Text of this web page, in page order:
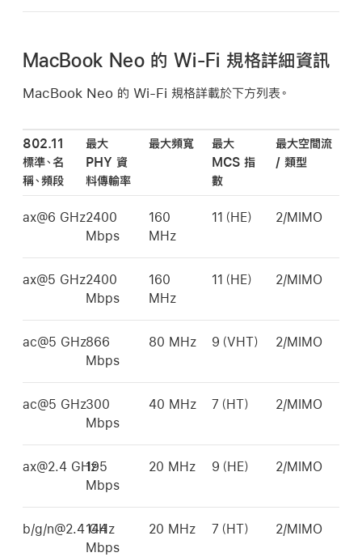
MacBook Neo 的 Wi-Fi 規格詳細資訊
MacBook Neo 的 Wi-Fi 規格詳載於下方列表。
802.11
標準、名
稱、頻段
最大
PHY 資
料傳輸率
最大頻寬
最大
MCS 指
數
最大空間流
/ 類型
ax@6 GHz2400
Mbps
160
MHz
11（HE） 2/MIMO
ax@5 GHz2400
Mbps
160
MHz
11（HE） 2/MIMO
ac@5 GHz866
Mbps
80 MHz 9（VHT） 2/MIMO
ac@5 GHz300
Mbps
40 MHz 7（HT） 2/MIMO
ax@2.4 GHz195
Mbps
20 MHz 9（HE） 2/MIMO
b/g/n@2.4 GHz
144
Mbps
20 MHz 7（HT） 2/MIMO